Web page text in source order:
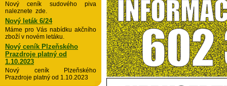
Nový ceník sudového piva
naleznete zde.
Nový leták 6/24
Máme pro Vás nabídku akčního
zboží v novém letáku.
Nový ceník Plzeňského
Prazdroje platný od
1.10.2023
Nový ceník Plzeňského
Prazdroje platný od 1.10.2023